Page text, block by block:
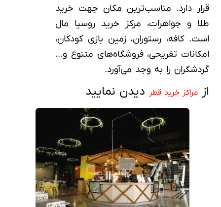
قرار دارد. مناسب‌ترین مکان جهت خرید
طلا و جواهرات، مرکز خرید روسیا مال
است. کافه، رستوران، زمین بازی کودکان،
امکانات تفریحی، فروشگاه‌های متنوع و…
گردشگران را به وجد می‌آورد.
از مراکز خرید قطر دیدن نمایید